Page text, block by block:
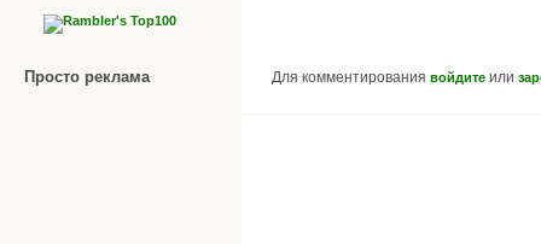
Просто реклама Для комментирования войдите или